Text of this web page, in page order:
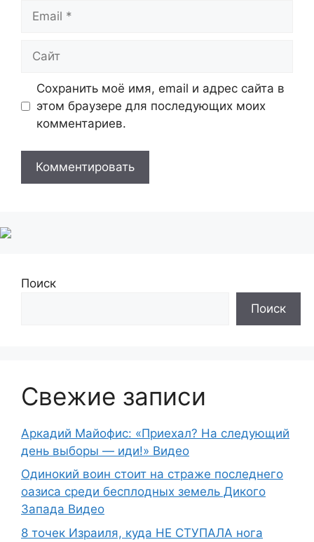
Email
Сайт
Сохранить моё имя, email и адрес сайта в
этом браузере для последующих моих
комментариев.
Поиск
Поиск
Свежие записи
Аркадий Майофис: «Приехал? На следующий
день выборы — иди!» Видео
Одинокий воин стоит на страже последнего
оазиса среди бесплодных земель Дикого
Запада Видео
8 точек Израиля, куда НЕ СТУПАЛА нога